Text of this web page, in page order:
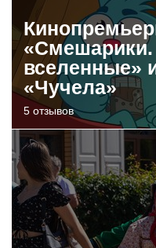
«Смешарики.
вселенные»
«Чучела»
5 отзывов